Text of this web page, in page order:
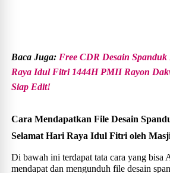
Baca Juga: Free CDR Desain
Raya Idul Fitri 1444H PMII Rayon
Siap Edit!
Cara Mendapatkan File Desain
Selamat Hari Raya Idul Fitri oleh
Di bawah ini terdapat tata cara yang bisa
mendapat dan mengunduh file desain